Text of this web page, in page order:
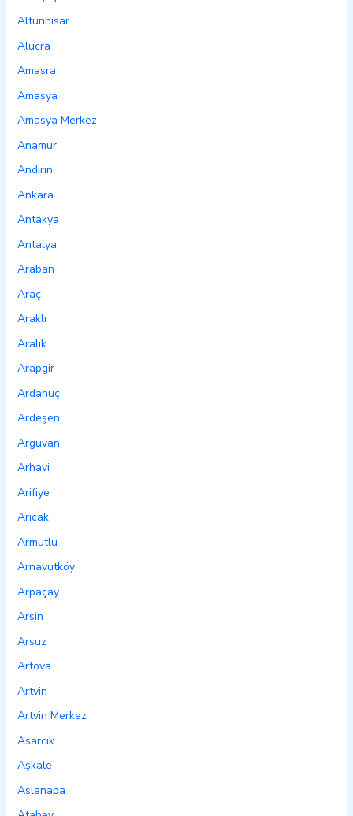
Altunhisar
Alucra
Amasra
Amasya
Amasya Merkez
Anamur
Andırın
Ankara
Antakya
Antalya
Araban
Araç
Araklı
Aralık
Arapgir
Ardanuç
Ardeşen
Arguvan
Arhavi
Arifiye
Arıcak
Armutlu
Arnavutköy
Arpaçay
Arsin
Arsuz
Artova
Artvin
Artvin Merkez
Asarcık
Aşkale
Aslanapa